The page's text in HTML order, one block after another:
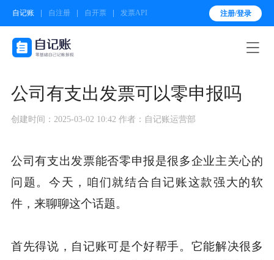
自记账 自注册 自开票 发票API 注册/登录

公司有支出发票可以零申报吗
创建时间：2025-03-02 10:42 作者：自记账运营部
公司有支出发票能否零申报是很多企业主关心的
问题。今天，咱们就结合自记账这款强大的软
件，来聊聊这个话题。
首先得说，自记账可是个好帮手。它能解决很多